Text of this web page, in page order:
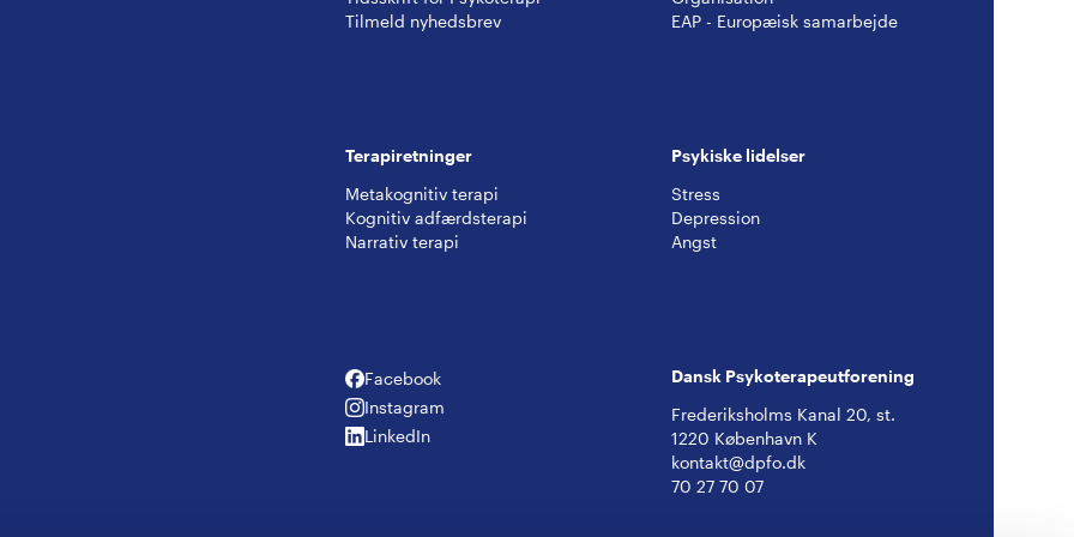
Tilmeld nyhedsbrev
EAP - Europæisk samarbejde
Terapiretninger
Metakognitiv terapi
Kognitiv adfærdsterapi
Narrativ terapi
Psykiske lidelser
Stress
Depression
Angst
Facebook
Facebook
Instagram
Instagram
LinkedIn
LinkedIn
Dansk Psykoterapeutforening
Frederiksholms Kanal 20, st.
1220 København K
kontakt@dpfo.dk
70 27 70 07